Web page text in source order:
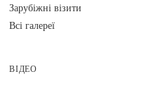
Зарубіжні візити
Всі галереї
ВІДЕО